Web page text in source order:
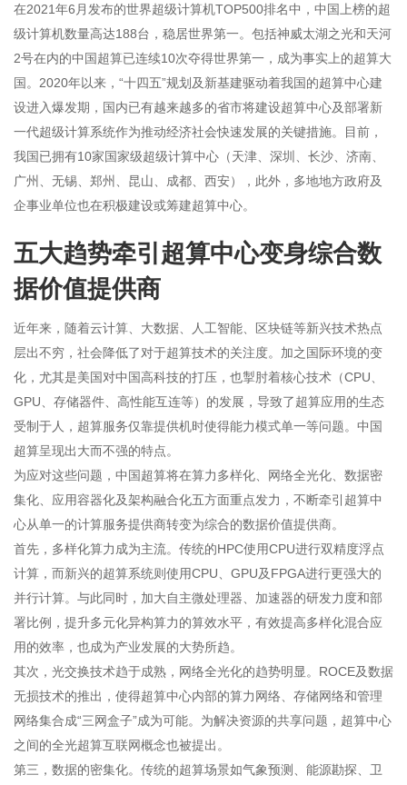
在2021年6月发布的世界超级计算机TOP500排名中，中国上榜的超
级计算机数量高达188台，稳居世界第一。包括神威太湖之光和天河
2号在内的中国超算已连续10次夺得世界第一，成为事实上的超算大
国。2020年以来，“十四五”规划及新基建驱动着我国的超算中心建
设进入爆发期，国内已有越来越多的省市将建设超算中心及部署新
一代超级计算系统作为推动经济社会快速发展的关键措施。目前，
我国已拥有10家国家级超级计算中心（天津、深圳、长沙、济南、
广州、无锡、郑州、昆山、成都、西安），此外，多地地方政府及
企事业单位也在积极建设或筹建超算中心。
五大趋势牵引超算中心变身综合数
据价值提供商
近年来，随着云计算、大数据、人工智能、区块链等新兴技术热点
层出不穷，社会降低了对于超算技术的关注度。加之国际环境的变
化，尤其是美国对中国高科技的打压，也掣肘着核心技术（CPU、
GPU、存储器件、高性能互连等）的发展，导致了超算应用的生态
受制于人，超算服务仅靠提供机时使得能力模式单一等问题。中国
超算呈现出大而不强的特点。
为应对这些问题，中国超算将在算力多样化、网络全光化、数据密
集化、应用容器化及架构融合化五方面重点发力，不断牵引超算中
心从单一的计算服务提供商转变为综合的数据价值提供商。
首先，多样化算力成为主流。传统的HPC使用CPU进行双精度浮点
计算，而新兴的超算系统则使用CPU、GPU及FPGA进行更强大的
并行计算。与此同时，加大自主微处理器、加速器的研发力度和部
署比例，提升多元化异构算力的算效水平，有效提高多样化混合应
用的效率，也成为产业发展的大势所趋。
其次，光交换技术趋于成熟，网络全光化的趋势明显。ROCE及数据
无损技术的推出，使得超算中心内部的算力网络、存储网络和管理
网络集合成“三网盒子”成为可能。为解决资源的共享问题，超算中心
之间的全光超算互联网概念也被提出。
第三，数据的密集化。传统的超算场景如气象预测、能源勘探、卫